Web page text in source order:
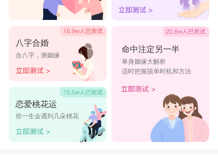
多。用在人名表示涵养，修养，内涵，包容。
清羽源于《钱塘对酒曲》：三清羽童来何迟，十二
玉楼胡蝶飞。诗句描绘出一幅华贵的景象，形容女
孩犹如公主，在玉阶亭台之上观赏金童玉女弹奏舞
曲，身周蝴蝶飞舞。“白清羽”一名气质冰冷，有王
者般的霸道气息。
<白冰语>
八字合婚
合八字，测姻缘
恋爱桃花运
你一生会遇到几朵桃花
命中注定另一半
单身姻缘大解析
适时把握脱单时机和方法